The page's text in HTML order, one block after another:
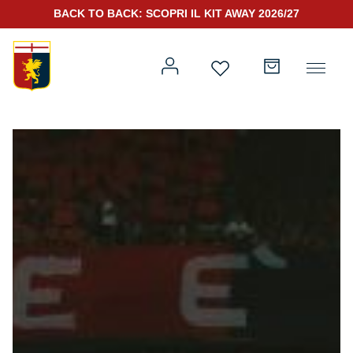
Prima squadra
Rappresentanza
Kit Gara 25/26
BACK TO BACK: SCOPRI IL KIT AWAY 2026/27